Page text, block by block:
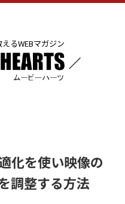
るWEBマガジン
化を使い映像の
調整する方法